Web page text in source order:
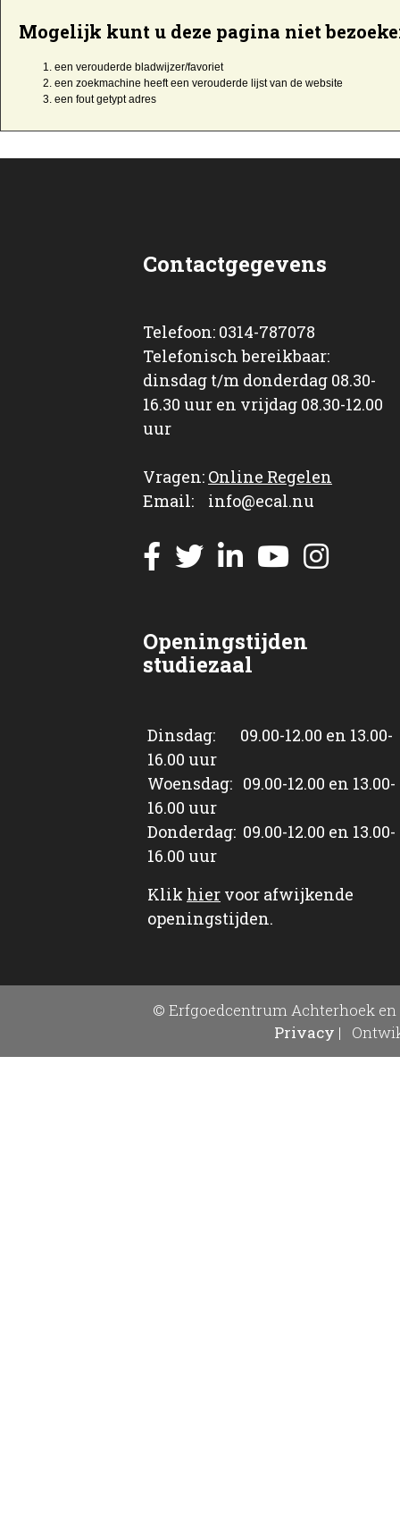
Mogelijk kunt u deze pagina niet
een verouderde bladwijzer/favoriet
een zoekmachine heeft een verouderde lijst van de website
een fout getyptadres
Contactgegevens
Telefoon: 0314-787078
Telefonisch bereikbaar:
dinsdag t/m donderdag 08.30-
16.30 uur en vrijdag 08.30-12.00
uur
Vragen: Online Regelen
Email: info@ecal.nu
Openingstijden
studiezaal
Dinsdag: 09.00-12.00 en 13.00-
16.00 uur
Woensdag: 09.00-12.00 en 13.00-
16.00 uur
Donderdag: 09.00-12.00 en 13.00-
16.00 uur
Klik hier voor afwijkende
openingstijden.
© Erfgoedcentrum Achterhoek en
Privacy |